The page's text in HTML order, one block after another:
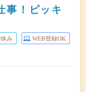
事！ピッキ
み WEB登録OK